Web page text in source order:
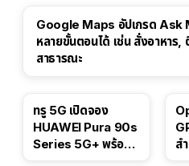
Google Maps อัปเกรด Ask
หลายขั้นตอนได้ เช่น สั่งอาหาร
สาธารณะ
ทรู 5G เปิดจอง
HUAWEI Pura 90s
Series 5G+ พร้อม
ส